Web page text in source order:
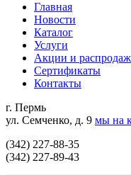
Главная
Новости
Каталог
Услуги
Акции и
Сертификаты
Контакты
г. Пермь
ул. Семченко, д. 9 мы на
(342) 227-88-35
(342) 227-89-43